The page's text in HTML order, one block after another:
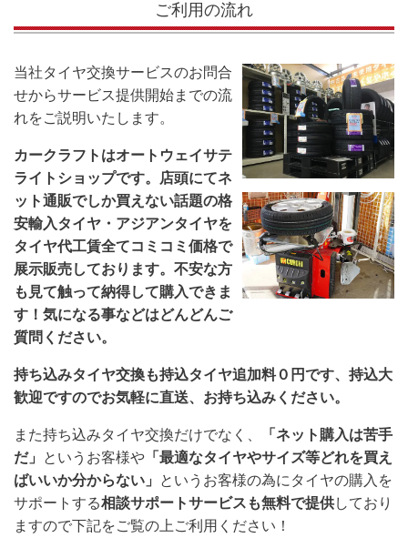
ご利用の流れ
当社タイヤ交換サービスのお問合
せからサービス提供開始までの流
れをご説明いたします。
カークラフトはオートウェイサテ
ライトショップです。店頭にてネ
ット通販でしか買えない話題の格
安輸入タイヤ・アジアンタイヤを
タイヤ代工賃全てコミコミ価格で
展示販売しております。不安な方
も見て触って納得して購入できま
す！気になる事などはどんどんご
質問ください。
持ち込みタイヤ交換も持込タイヤ追加料０円です、持込大
歓迎ですのでお気軽に直送、お持ち込みください。
また持ち込みタイヤ交換だけでなく、
「ネット購入は苦手
だ」
というお客様や 「最適なタイヤやサイズ等どれを買え
ばいいか分からない」
というお客様の為にタイヤの購入を
サポートする相談サポートサービスも無料で提供しており
ますので下記をご覧の上ご利用ください！